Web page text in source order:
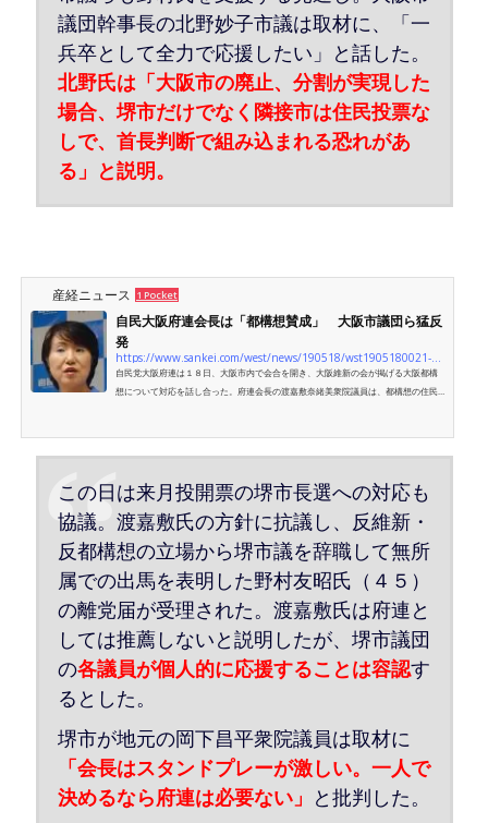
議団幹事長の北野妙子市議は取材に、「一
兵卒として全力で応援したい」と話した。
北野氏は「大阪市の廃止、分割が実現した
場合、堺市だけでなく隣接市は住民投票な
しで、首長判断で組み込まれる恐れがあ
る」と説明。
産経ニュース 1 Pocket
自民大阪府連会長は「都構想賛成」 大阪市議団ら猛反
発
自民党大阪府連は１８日、大阪市内で会合を開き、大阪維新の会が掲げる大阪都構
想について対応を話し合った。府連会長の渡嘉敷奈緒美衆院議員は、都構想の住民
この日は来月投開票の堺市長選への対応も
協議。渡嘉敷氏の方針に抗議し、反維新・
反都構想の立場から堺市議を辞職して無所
属での出馬を表明した野村友昭氏（４５）
の離党届が受理された。渡嘉敷氏は府連と
しては推薦しないと説明したが、堺市議団
の各議員が個人的に応援することは容認す
るとした。
堺市が地元の岡下昌平衆院議員は取材に
「会長はスタンドプレーが激しい。一人で
決めるなら府連は必要ない」 と批判した。